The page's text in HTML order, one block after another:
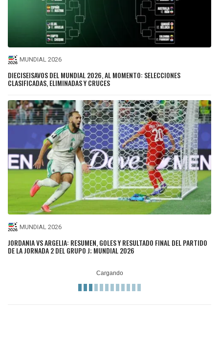
MUNDIAL 2026
DIECISEISAVOS DEL MUNDIAL 2026, AL MOMENTO: SELECCIONES
CLASIFICADAS, ELIMINADAS Y CRUCES
MUNDIAL 2026
JORDANIA VS ARGELIA: RESUMEN, GOLES Y RESULTADO FINAL DEL PARTIDO
DE LA JORNADA 2 DEL GRUPO J; MUNDIAL 2026